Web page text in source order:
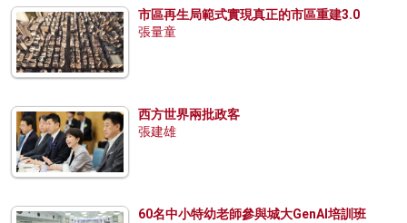
市區再生局範式實現真正的市區重建3.0
張量童
西方世界兩批政客
張建雄
60名中小特幼老師參與城大GenAI培訓班